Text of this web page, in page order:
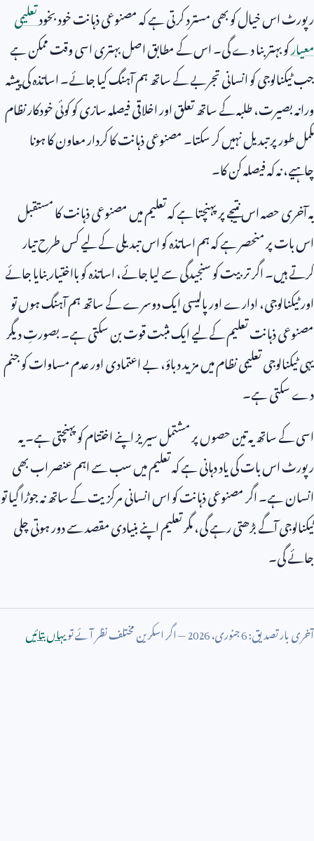
رپورٹ اس خیال کو بھی مسترد کرتی ہے کہ مصنوعی ذہانت خود بخودتعلیمی
معیارکو بہتر بنا دے گی۔ اس کے مطابق اصل بہتری اسی وقت ممکن ہے
جب ٹیکنالوجی کو انسانی تجربے کے ساتھ ہم آہنگ کیا جائے۔ اساتذہ کی پیشہ
ورانہ بصیرت، طلبہ کے ساتھ تعلق اور اخلاقی فیصلہ سازی کو کوئی خودکار نظام
مکمل طور پر تبدیل نہیں کر سکتا۔ مصنوعی ذہانت کا کردار معاون کا ہونا
چاہیے، نہ کہ فیصلہ کن کا۔
یہ آخری حصہ اس نتیجے پر پہنچتا ہے کہ تعلیم میں مصنوعی ذہانت کا مستقبل
اس بات پر منحصر ہے کہ ہم اساتذہ کو اس تبدیلی کے لیے کس طرح تیار
کرتے ہیں۔ اگر تربیت کو سنجیدگی سے لیا جائے، اساتذہ کو بااختیار بنایا جائے
اور ٹیکنالوجی، ادارے اور پالیسی ایک دوسرے کے ساتھ ہم آہنگ ہوں تو
مصنوعی ذہانت تعلیم کے لیے ایک مثبت قوت بن سکتی ہے۔ بصورتِ دیگر
یہی ٹیکنالوجی تعلیمی نظام میں مزید دباؤ، بے اعتمادی اور عدم مساوات کو جنم
دے سکتی ہے۔
اسی کے ساتھ یہ تین حصوں پر مشتمل سیریز اپنے اختتام کو پہنچتی ہے۔ یہ
رپورٹ اس بات کی یاد دہانی ہے کہ تعلیم میں سب سے اہم عنصر اب بھی
انسان ہے۔ اگر مصنوعی ذہانت کو اس انسانی مرکزیت کے ساتھ نہ جوڑا گیا تو
ٹیکنالوجی آگے بڑھتی رہے گی، مگر تعلیم اپنے بنیادی مقصد سے دور ہوتی چلی
جائے گی۔
آخری بار تصدیق:6جنوری،2026— اگر اسکرین مختلف نظر آئے تویہاں بتائیں